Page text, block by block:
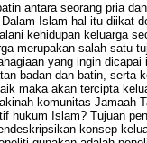
antara seorang pria
Islam hal itu diikat
kehidupan keluarga
merupakan salah satu
yang ingin
badan dan batin,
maka akan tercipta
komunitas Jamaah
hukum Islam? Tujuan
konsep